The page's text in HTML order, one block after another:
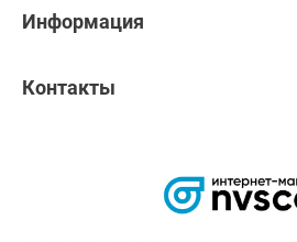
Информация
Контакты